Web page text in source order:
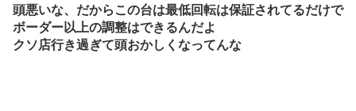
頭悪いな、だからこの台は最低回転は保証されてるだけで
ボーダー以上の調整はできるんだよ
クソ店行き過ぎて頭おかしくなってんな